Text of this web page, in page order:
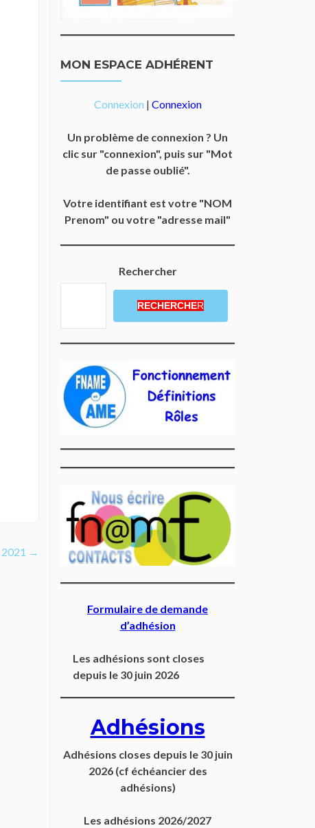
→
MON ESPACE ADHÉRENT
Connexion | Connexion
Un problème de connexion ? Un
clic sur "connexion", puis sur "Mot
de passe oublié".
Votre identifiant est votre "NOM
Prenom" ou votre "adresse mail"
Rechercher
RECHERCHER
Formulaire de demande
d’adhésion
Les adhésions sont closes
depuis le 30 juin 2026
Adhésions
Adhésions closes depuis le 30 juin
2026 (cf échéancier des
adhésions)
Les adhésions 2026/2027